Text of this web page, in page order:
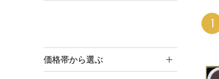
価格帯から選ぶ
1